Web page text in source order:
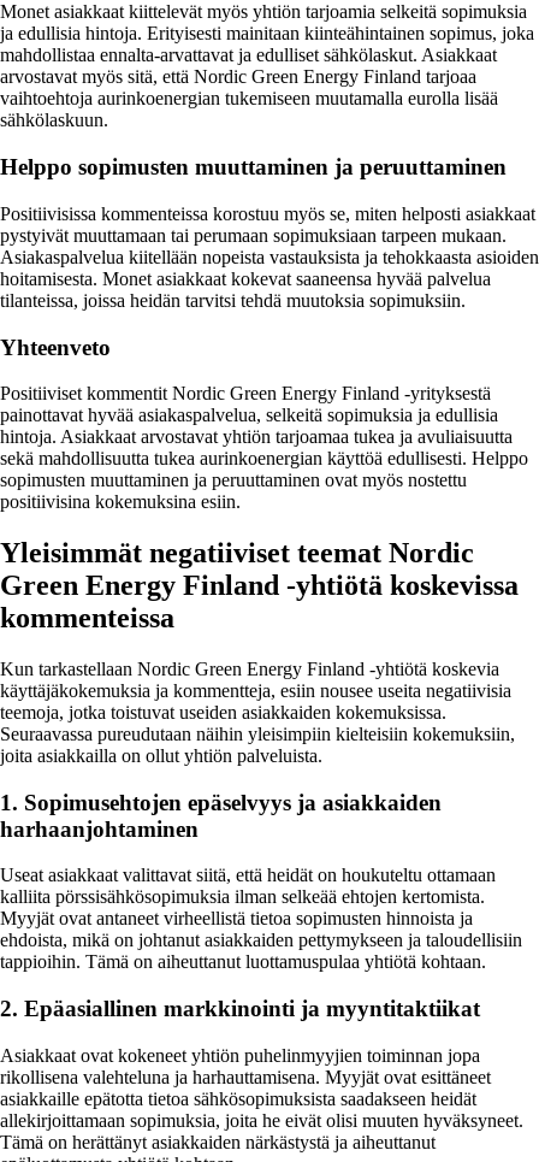
Monet asiakkaat kiittelevät myös yhtiön tarjoamia selkeitä sopimuksia
ja edullisia hintoja. Erityisesti mainitaan kiinteähintainen sopimus, joka
mahdollistaa ennalta-arvattavat ja edulliset sähkölaskut. Asiakkaat
arvostavat myös sitä, että Nordic Green Energy Finland tarjoaa
vaihtoehtoja aurinkoenergian tukemiseen muutamalla eurolla lisää
sähkölaskuun.
Helppo sopimusten muuttaminen ja peruuttaminen
Positiivisissa kommenteissa korostuu myös se, miten helposti asiakkaat
pystyivät muuttamaan tai perumaan sopimuksiaan tarpeen mukaan.
Asiakaspalvelua kiitellään nopeista vastauksista ja tehokkaasta asioiden
hoitamisesta. Monet asiakkaat kokevat saaneensa hyvää palvelua
tilanteissa, joissa heidän tarvitsi tehdä muutoksia sopimuksiin.
Yhteenveto
Positiiviset kommentit Nordic Green Energy Finland -yrityksestä
painottavat hyvää asiakaspalvelua, selkeitä sopimuksia ja edullisia
hintoja. Asiakkaat arvostavat yhtiön tarjoamaa tukea ja avuliaisuutta
sekä mahdollisuutta tukea aurinkoenergian käyttöä edullisesti. Helppo
sopimusten muuttaminen ja peruuttaminen ovat myös nostettu
positiivisina kokemuksina esiin.
Yleisimmät negatiiviset teemat Nordic
Green Energy Finland -yhtiötä koskevissa
kommenteissa
Kun tarkastellaan Nordic Green Energy Finland -yhtiötä koskevia
käyttäjäkokemuksia ja kommentteja, esiin nousee useita negatiivisia
teemoja, jotka toistuvat useiden asiakkaiden kokemuksissa.
Seuraavassa pureudutaan näihin yleisimpiin kielteisiin kokemuksiin,
joita asiakkailla on ollut yhtiön palveluista.
1. Sopimusehtojen epäselvyys ja asiakkaiden
harhaanjohtaminen
Useat asiakkaat valittavat siitä, että heidät on houkuteltu ottamaan
kalliita pörssisähkösopimuksia ilman selkeää ehtojen kertomista.
Myyjät ovat antaneet virheellistä tietoa sopimusten hinnoista ja
ehdoista, mikä on johtanut asiakkaiden pettymykseen ja taloudellisiin
tappioihin. Tämä on aiheuttanut luottamuspulaa yhtiötä kohtaan.
2. Epäasiallinen markkinointi ja myyntitaktiikat
Asiakkaat ovat kokeneet yhtiön puhelinmyyjien toiminnan jopa
rikollisena valehteluna ja harhauttamisena. Myyjät ovat esittäneet
asiakkaille epätotta tietoa sähkösopimuksista saadakseen heidät
allekirjoittamaan sopimuksia, joita he eivät olisi muuten hyväksyneet.
Tämä on herättänyt asiakkaiden närkästystä ja aiheuttanut